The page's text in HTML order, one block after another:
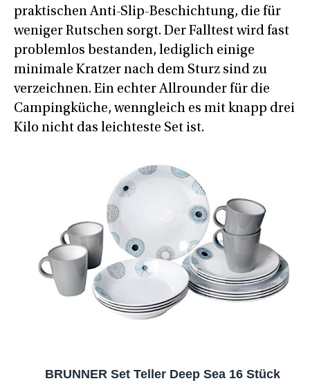
praktischen Anti-Slip-Beschichtung, die für
weniger Rutschen sorgt. Der Falltest wird fast
problemlos bestanden, lediglich einige
minimale Kratzer nach dem Sturz sind zu
verzeichnen. Ein echter Allrounder für die
Campingküche, wenngleich es mit knapp drei
Kilo nicht das leichteste Set ist.
BRUNNER Set Teller Deep Sea 16 Stück